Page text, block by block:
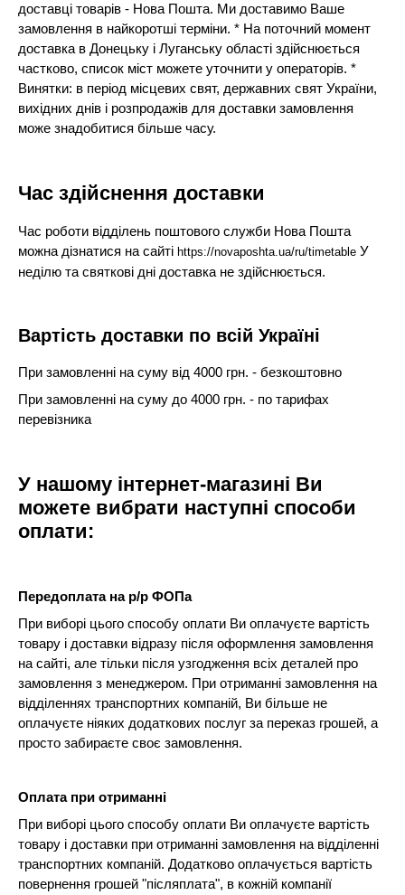
доставці товарів - Нова Пошта. Ми доставимо Ваше
замовлення в найкоротші терміни. * На поточний момент
доставка в Донецьку і Луганську області здійснюється
частково, список міст можете уточнити у операторів. *
Винятки: в період місцевих свят, державних свят України,
вихідних днів і розпродажів для доставки замовлення
може знадобитися більше часу.
Час здійснення доставки
Час роботи відділень поштового служби Нова Пошта
можна дізнатися на сайтіhttps://novaposhta.ua/ru/timetable У
неділю та святкові дні доставка не здійснюється.
Вартість доставки по всій Україні
При замовленні на суму від 4000 грн. - безкоштовно
При замовленні на суму до 4000 грн. - по тарифах
перевізника
У нашому інтернет-магазині Ви
можете вибрати наступні способи
оплати:
Передоплата на р/р ФОПа
При виборі цього способу оплати Ви оплачуєте вартість
товару і доставки відразу після оформлення замовлення
на сайті, але тільки після узгодження всіх деталей про
замовлення з менеджером. При отриманні замовлення на
відділеннях транспортних компаній, Ви більше не
оплачуєте ніяких додаткових послуг за переказ грошей, а
просто забираєте своє замовлення.
Оплата при отриманні
При виборі цього способу оплати Ви оплачуєте вартість
товару і доставки при отриманні замовлення на відділенні
транспортних компаній. Додатково оплачується вартість
повернення грошей "післяплата", в кожній компанії